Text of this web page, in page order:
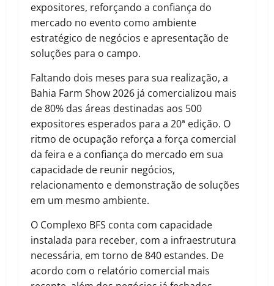
expositores, reforçando a confiança do
mercado no evento como ambiente
estratégico de negócios e apresentação de
soluções para o campo.
Faltando dois meses para sua realização, a
Bahia Farm Show 2026 já comercializou mais
de 80% das áreas destinadas aos 500
expositores esperados para a 20ª edição. O
ritmo de ocupação reforça a força comercial
da feira e a confiança do mercado em sua
capacidade de reunir negócios,
relacionamento e demonstração de soluções
em um mesmo ambiente.
O Complexo BFS conta com capacidade
instalada para receber, com a infraestrutura
necessária, em torno de 840 estandes. De
acordo com o relatório comercial mais